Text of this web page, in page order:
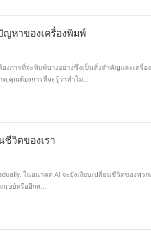
ญหาของเครื่องพิมพ์
การที่จะพิมพ์บางอย่างซึ่งเป็นสิ่งสำคัญและเครื่
,คุณต้องการที่จะรู้ว่าทำไม...
ชีวิตของเรา
ในอนาคต AI จะยังเงียบเปลี่ยนชีวิตของพ
นุษย์หรืออีกส...